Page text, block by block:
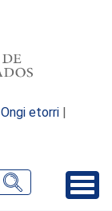
Ongi etorri |